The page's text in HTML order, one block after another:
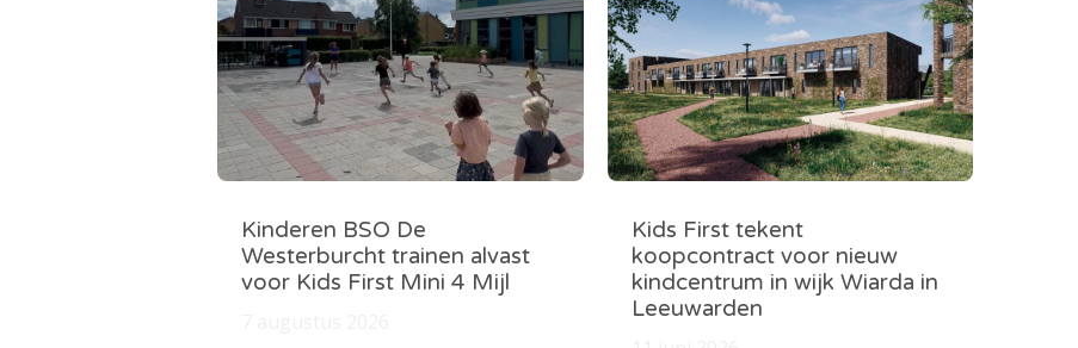
Kinderen BSO De
Westerburcht trainen alvast
voor Kids First Mini 4 Mijl
Kids First tekent
koopcontract voor nieuw
kindcentrum in wijk Wiarda in
Leeuwarden